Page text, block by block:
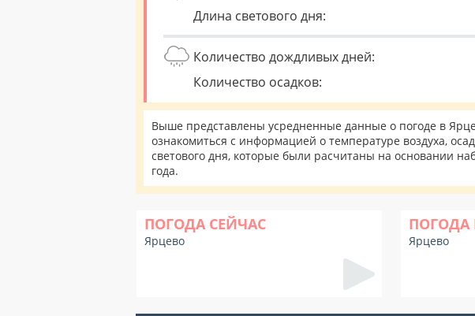
Длина светового дня:
Количество дождливых дней:
Количество осадков:
Выше представлены усредненные данные о погоде в
ознакомиться с информацией о температуре воздуха,
светового дня, которые были расчитаны на основании
года.
ПОГОДА СЕЙЧАС
Ярцево
ПОГОДА
Ярцево